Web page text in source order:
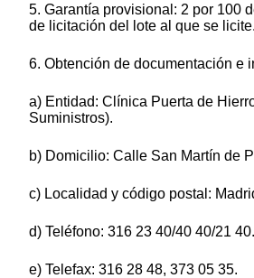
5. Garantía provisional: 2 por 100
de licitación del lote al que se licite.
6. Obtención de documentación e
a) Entidad: Clínica Puerta de
Suministros).
b) Domicilio: Calle San Martín de
c) Localidad y código postal:
d) Teléfono: 316 23 40/40 40/21 40.
e) Telefax: 316 28 48, 373 05 35.